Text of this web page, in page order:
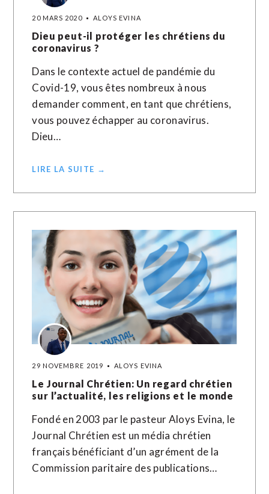
20 MARS 2020 ALOYS EVINA
Dieu peut-il protéger les chrétiens du
coronavirus ?
Dans le contexte actuel de pandémie du
Covid-19, vous êtes nombreux à nous
demander comment, en tant que chrétiens,
vous pouvez échapper au coronavirus.
Dieu…
LIRE LA SUITE →
29 NOVEMBRE 2019 ALOYS EVINA
Le Journal Chrétien: Un regard chrétien
sur l’actualité, les religions et le monde
Fondé en 2003 par le pasteur Aloys Evina, le
Journal Chrétien est un média chrétien
français bénéficiant d’un agrément de la
Commission paritaire des publications…